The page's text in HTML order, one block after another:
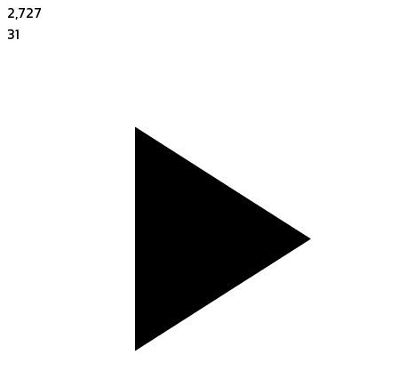
2,727
31